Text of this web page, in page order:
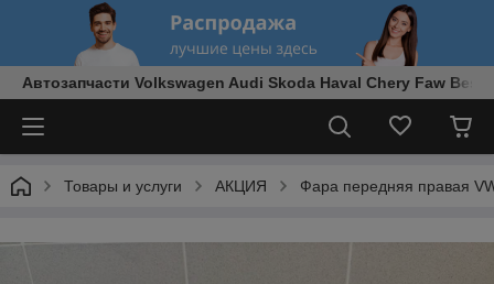
Автозапчасти Volkswagen Audi Skoda Haval Chery Faw
Товары и услуги АКЦИЯ Фара передняя правая